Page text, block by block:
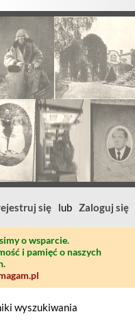
się lub Zaloguj się
o wsparcie.
i pamięć o naszych
wyszukiwania